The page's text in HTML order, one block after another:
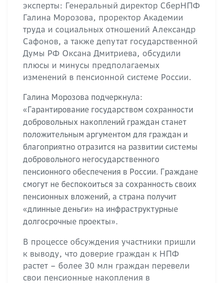
эксперты: Генеральный директор СберНПФ
Галина Морозова, проректор Академии
труда и социальных отношений Александр
Сафонов, а также депутат государственной
Думы РФ Оксана Дмитриева, обсудили
плюсы и минусы предполагаемых
изменений в пенсионной системе России.
Галина Морозова подчеркнула:
«Гарантирование государством сохранности
добровольных накоплений граждан станет
положительным аргументом для граждан и
благоприятно отразится на развитии системы
добровольного негосударственного
пенсионного обеспечения в России. Граждане
смогут не беспокоиться за сохранность своих
пенсионных вложений, а страна получит
«длинные деньги» на инфраструктурные
долгосрочные проекты».
В процессе обсуждения участники пришли
к выводу, что доверие граждан к НПФ
растет – более 30 млн граждан перевели
свои пенсионные накопления в